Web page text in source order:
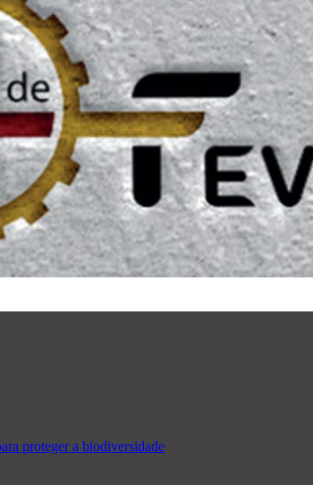
proteger a biodiversidade